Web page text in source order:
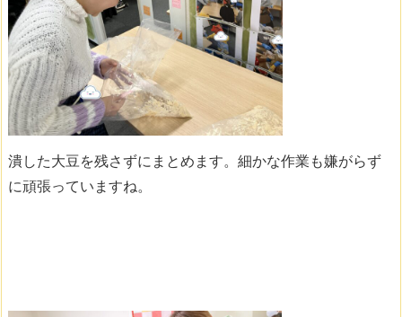
潰した大豆を残さずにまとめます。細かな作業も嫌がらず
に頑張っていますね。